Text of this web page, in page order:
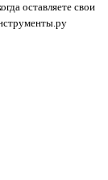
оставляете свои